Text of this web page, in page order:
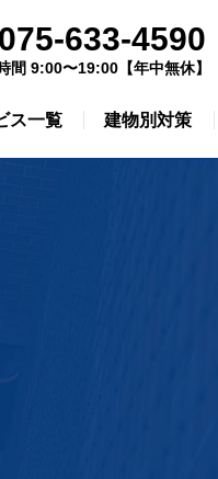
ス一覧 建物別対策
633-4590
間 9:00〜19:00【年中無休】